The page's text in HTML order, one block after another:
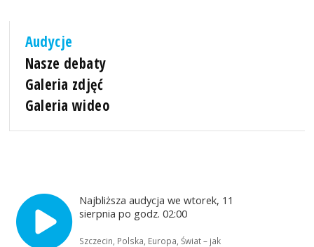
Audycje
Nasze debaty
Galeria zdjęć
Galeria wideo
Najbliższa audycja we wtorek, 11
sierpnia po godz. 02:00
Szczecin, Polska, Europa, Świat – jak